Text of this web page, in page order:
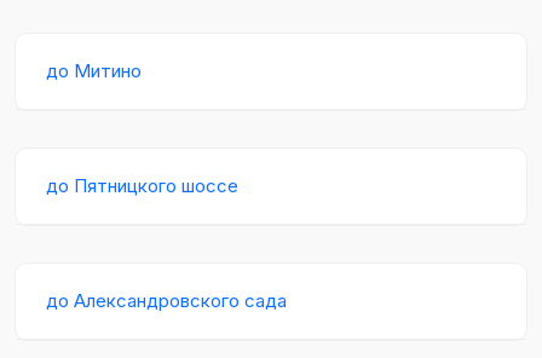
до Митино
до Пятницкого шоссе
до Александровского сада